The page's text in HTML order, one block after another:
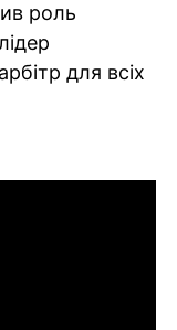
роль
для всіх